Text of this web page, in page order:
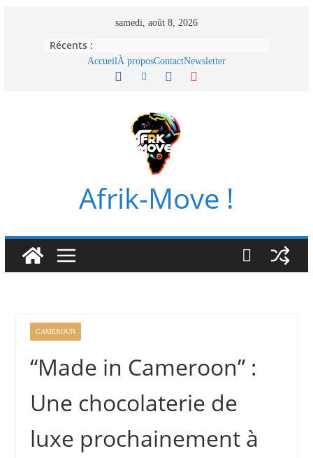
samedi, août 8, 2026
Récents :
AccueilÀ proposContactNewsletter
Afrik-Move !
CAMEROUN
“Made in Cameroon” :
Une chocolaterie de
luxe prochainement à